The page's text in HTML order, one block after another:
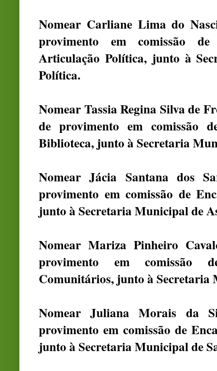
Nomear Carliane Lima do
provimento em comissão
Articulação Política, junto à
Política.
Nomear Tassia Regina Silva de
de provimento em comissão
Biblioteca, junto à Secretaria
Nomear Jácia Santana dos
provimento em comissão de
junto à Secretaria Municipal de
Nomear Mariza Pinheiro
provimento em comissão
Comunitários, junto à Secretaria
Nomear Juliana Morais da
provimento em comissão de
junto à Secretaria Municipal de